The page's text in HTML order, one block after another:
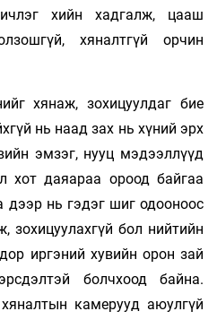
хийн хадгалж, цааш
хяналтгүй орчин
хянаж, зохицуулдаг бие
нь наад зах нь хүний эрх
эмзэг, нууц мэдээллүүд
хот даяараа ороод байгаа
нь гэдэг шиг одооноос
зохицуулахгүй бол нийтийн
иргэний хувийн орон зай
болчхоод байна.
камерууд аюулгүй